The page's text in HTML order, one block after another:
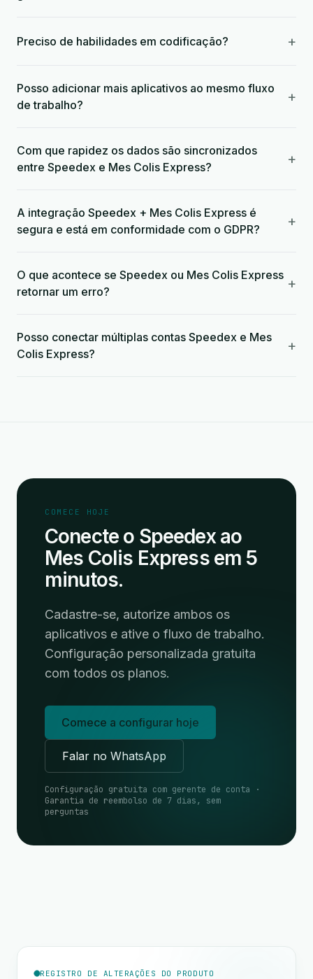
Preciso de habilidades em codificação? +
Posso adicionar mais aplicativos ao mesmo fluxo
de trabalho?
+
Com que rapidez os dados são sincronizados
entre Speedex e Mes Colis Express?
+
A integração Speedex + Mes Colis Express é
segura e está em conformidade com o GDPR?
+
O que acontece se Speedex ou Mes Colis Express
retornar um erro?
+
Posso conectar múltiplas contas Speedex e Mes
Colis Express?
+
COMECE HOJE
Conecte o Speedex ao
Mes Colis Express em 5
minutos.
Cadastre-se, autorize ambos os
aplicativos e ative o fluxo de trabalho.
Configuração personalizada gratuita
com todos os planos.
Comece a configurar hoje
Falar no WhatsApp
Configuração gratuita com gerente de conta ·
Garantia de reembolso de 7 dias, sem
perguntas
REGISTRO DE ALTERAÇÕES DO PRODUTO